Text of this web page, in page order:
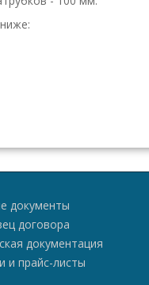
документы
договора
документация
и прайс-листы